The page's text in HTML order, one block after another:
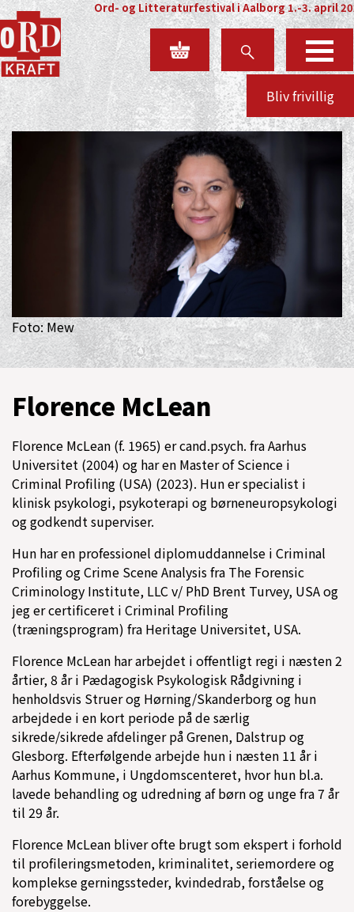
Bliv frivillig
Ord- og Litteraturfestival i Aalborg 1.-3. april
Foto: Mew
Florence McLean
Florence McLean (f. 1965) er cand.psych. fra Aarhus
Universitet (2004) og har en Master of Science i
Criminal Profiling (USA) (2023). Hun er specialist i
klinisk psykologi, psykoterapi og børneneuropsykologi
og godkendt superviser.
Hun har en professionel diplomuddannelse i Criminal
Profiling og Crime Scene Analysis fra The Forensic
Criminology Institute, LLC v/ PhD Brent Turvey, USA og
jeg er certificeret i Criminal Profiling
(træningsprogram) fra Heritage Universitet, USA.
Florence McLean har arbejdet i offentligt regi i næsten 2
årtier, 8 år i Pædagogisk Psykologisk Rådgivning i
henholdsvis Struer og Hørning/Skanderborg og hun
arbejdede i en kort periode på de særlig
sikrede/sikrede afdelinger på Grenen, Dalstrup og
Glesborg. Efterfølgende arbejde hun i næsten 11 år i
Aarhus Kommune, i Ungdomscenteret, hvor hun bl.a.
lavede behandling og udredning af børn og unge fra 7 år
til 29 år.
Florence McLean bliver ofte brugt som ekspert i forhold
til profileringsmetoden, kriminalitet, seriemordere og
komplekse gerningssteder, kvindedrab, forståelse og
forebyggelse.